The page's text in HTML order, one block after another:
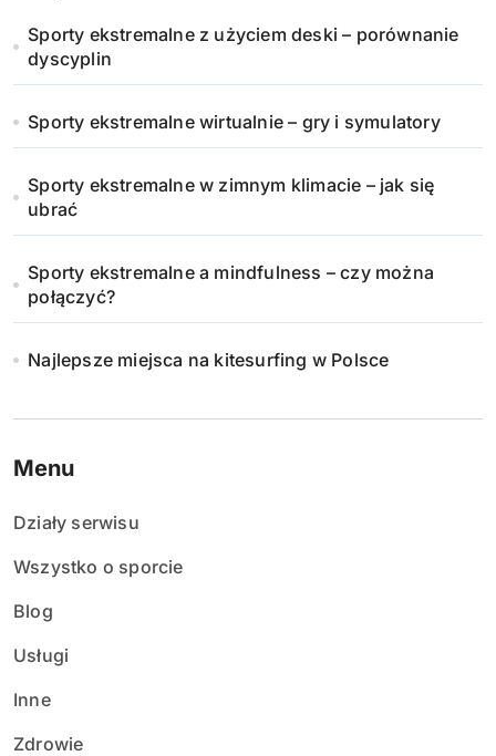
Sporty ekstremalne z użyciem deski – porównanie
dyscyplin
Sporty ekstremalne wirtualnie – gry i symulatory
Sporty ekstremalne w zimnym klimacie – jak się
ubrać
Sporty ekstremalne a mindfulness – czy można
połączyć?
Najlepsze miejsca na kitesurfing w Polsce
Menu
Działy serwisu
Wszystko o sporcie
Blog
Usługi
Inne
Zdrowie